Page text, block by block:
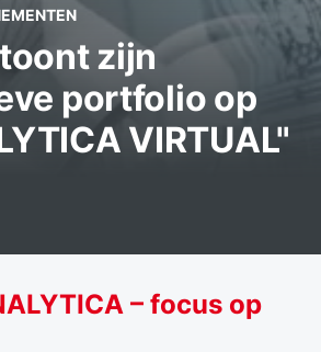
zijn
portfolio op
VIRTUAL"
– focus op